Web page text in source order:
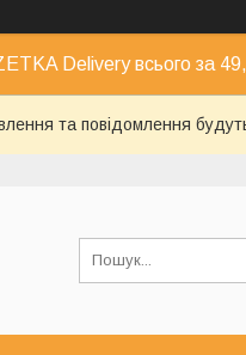
Delivery всього за
та повідомлення